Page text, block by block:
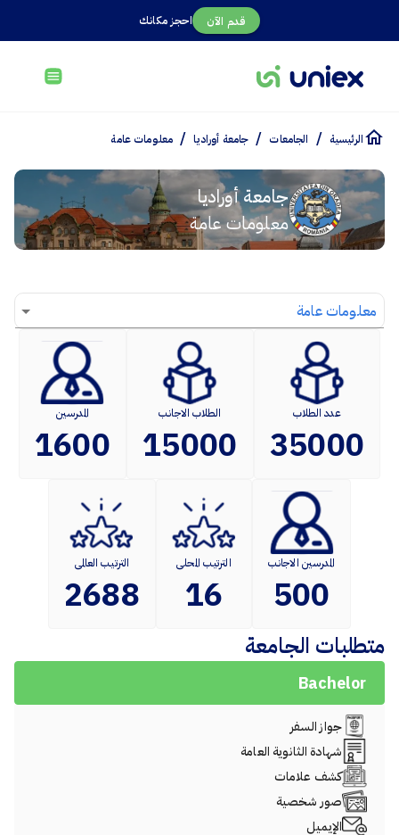
احجز مكانك قدم الآن
الرئيسية / الجامعات / جامعة أوراديا / معلومات عامة
جامعة أوراديا
معلومات عامة
معلومات عامة
عدد الطلاب
35000
الطلاب الاجانب
15000
المدرسين
1600
المدرسين الاجانب
500
الترتيب المحلى
16
الترتيب العالمى
2688
متطلبات الجامعة
Bachelor
جواز السفر
شهادة الثانوية العامة
كشف علامات
صور شخصية
الإيميل